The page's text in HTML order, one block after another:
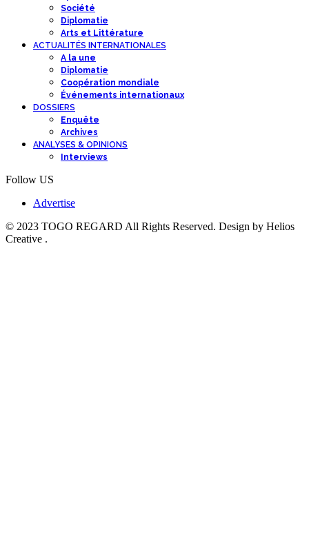
Société
Diplomatie
Arts et Littérature
ACTUALITÉS INTERNATIONALES
A la une
Diplomatie
Coopération mondiale
Événements internationaux
DOSSIERS
Enquête
Archives
ANALYSES & OPINIONS
Interviews
Follow US
Advertise
© 2023 TOGO REGARD All Rights Reserved. Design by Helios
Creative .